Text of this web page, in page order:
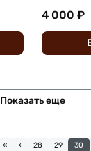
4 000 ₽
Показать еще
« ‹ 28 29 30